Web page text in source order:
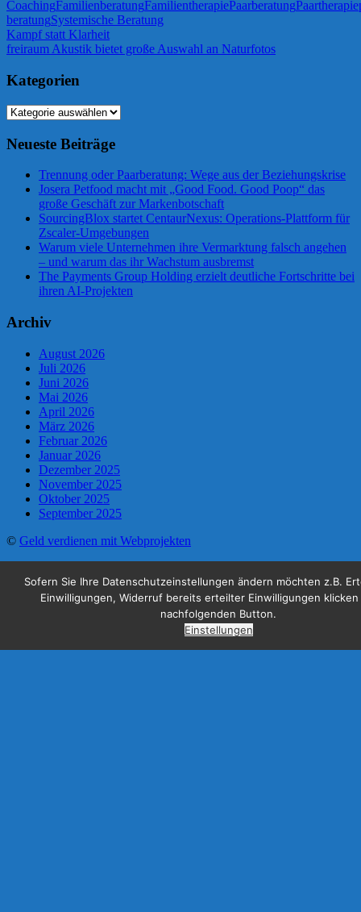
CoachingFamilienberatungFamilientherapiePaarberatungPaartherapie
beratungSystemische Beratung
Beitragsnavigation
Vorheriger
Beitrag:
Kampf statt Klarheit
Nächster
freiraum Akustik bietet große Auswahl an Naturfotos
Kategorien
Kategorien
Neueste Beiträge
Trennung oder Paarberatung: Wege aus der Beziehungskrise
Josera Petfood macht mit „Good Food. Good Poop“ das
große Geschäft zur Markenbotschaft
SourcingBlox startet CentaurNexus: Operations-Plattform für
Zscaler-Umgebungen
Warum viele Unternehmen ihre Vermarktung falsch angehen
– und warum das ihr Wachstum ausbremst
The Payments Group Holding erzielt deutliche Fortschritte bei
ihren AI-Projekten
Archiv
August 2026
Juli 2026
Juni 2026
Mai 2026
April 2026
März 2026
Februar 2026
Januar 2026
Dezember 2025
November 2025
Oktober 2025
September 2025
© Geld verdienen mit Webprojekten
Sofern Sie Ihre Datenschutzeinstellungen ändern möchten z.B.
Einwilligungen, Widerruf bereits erteilter Einwilligungen klicken
nachfolgenden Button.
Einstellungen